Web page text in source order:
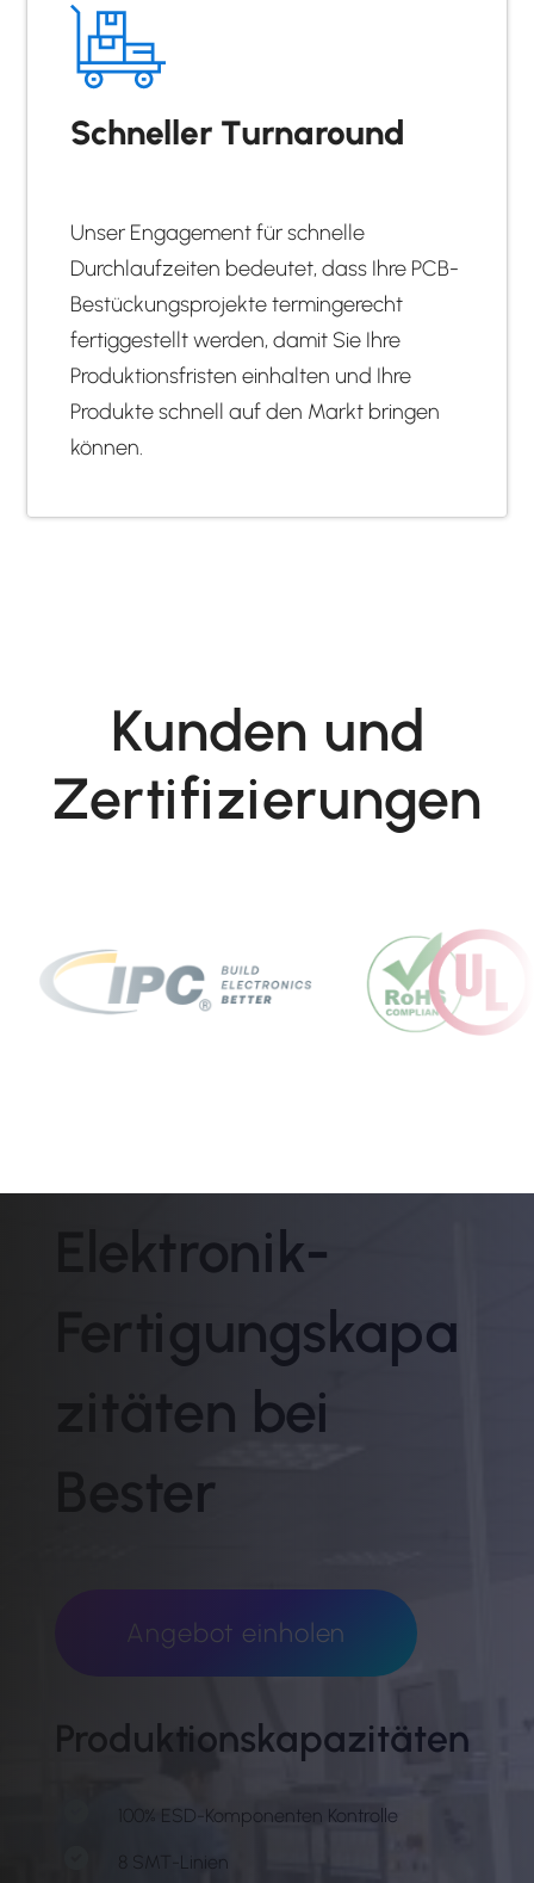
Schneller Turnaround
Unser Engagement für schnelle
Durchlaufzeiten bedeutet, dass Ihre PCB-
Bestückungsprojekte termingerecht
fertiggestellt werden, damit Sie Ihre
Produktionsfristen einhalten und Ihre
Produkte schnell auf den Markt bringen
können.
Kunden und
Zertifizierungen
Elektronik-
Fertigungskapa
zitäten bei
Bester
Angebot einholen
Produktionskapazitäten
100% ESD-Komponenten Kontrolle
8 SMT-Linien